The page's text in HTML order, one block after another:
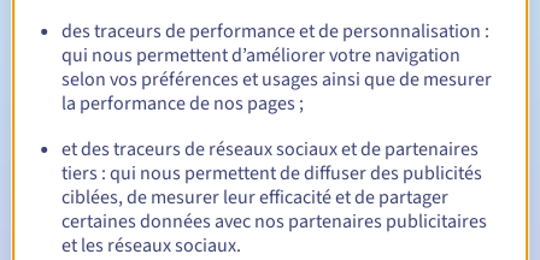
Période de rédemption 30 jours
Notifications automatiques :
E-mails d'avertissement :60, 30, 15, 7 et 3 jours avant la
date d'échéance
des traceurs de performance et de personnalisation :
qui nous permettent d’améliorer votre navigation
selon vos préférences et usages ainsi que de mesurer
la performance de nos pages ;
et des traceurs de réseaux sociaux et de partenaires
tiers : qui nous permettent de diffuser des publicités
ciblées, de mesurer leur efficacité et de partager
certaines données avec nos partenaires publicitaires
et les réseaux sociaux.